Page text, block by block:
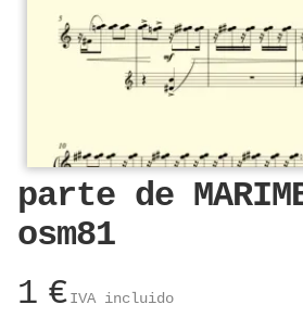
parte de
osm81
1 € IVA incluido